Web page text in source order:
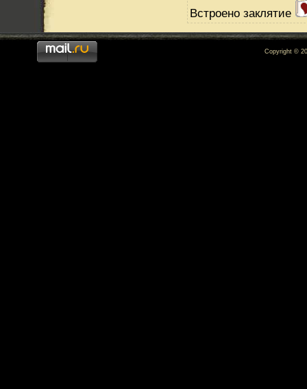
Встроено заклятие
Copyright ©